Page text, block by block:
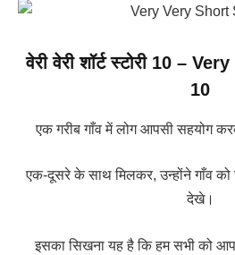
वेरी वेरी शॉर्ट स्टोरी 10 –
10
एक गरीब गाँव में लोग आपसी सहयोग
एक-दूसरे के साथ मिलकर, उन्होंने गाँव
देखे।
इसका सिखना यह है कि हम सभी को